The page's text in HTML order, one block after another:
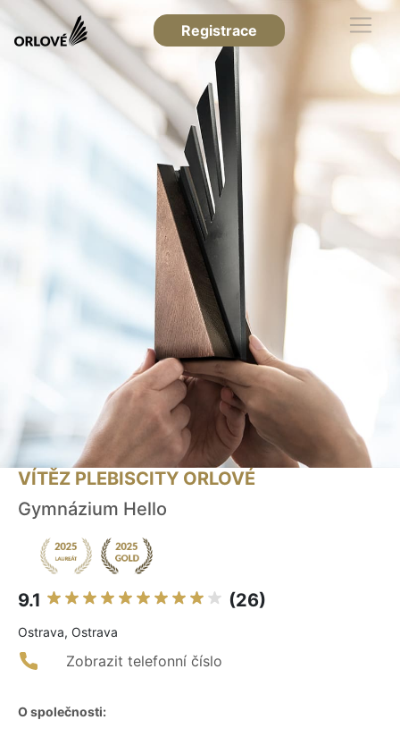
Registrace
VÍTĚZ PLEBISCITY ORLOVÉ
Gymnázium Hello
9.1 (26)
Ostrava, Ostrava
Zobrazit telefonní číslo
O společnosti: